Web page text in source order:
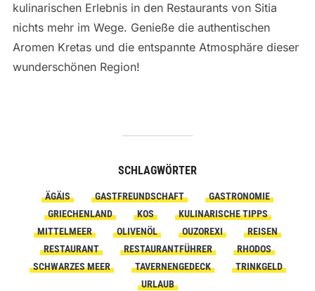
kulinarischen Erlebnis in den Restaurants von Sitia
nichts mehr im Wege. Genieße die authentischen
Aromen Kretas und die entspannte Atmosphäre dieser
wunderschönen Region!
SCHLAGWÖRTER
ÄGÄIS GASTFREUNDSCHAFT
GASTRONOMIE
GRIECHENLAND
KOS
KULINARISCHE TIPPS
MITTELMEER
OLIVENÖL OUZOREXI
REISEN
RESTAURANT
RESTAURANTFÜHRER
RHODOS
SCHWARZES MEER
TAVERNENGEDECK
TRINKGELD
URLAUB